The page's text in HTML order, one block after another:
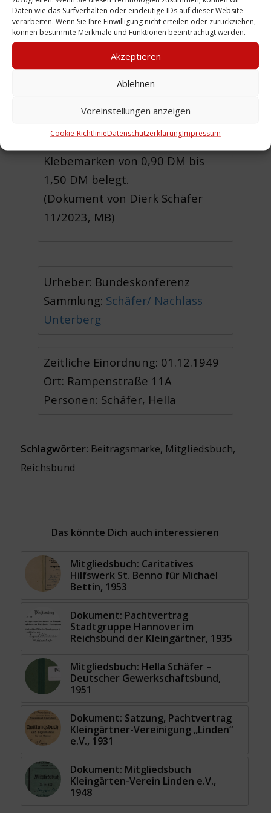
Daten wie das Surfverhalten oder eindeutige IDs auf dieser Website
verarbeiten. Wenn Sie Ihre Einwilligung nicht erteilen oder zurückziehen,
können bestimmte Merkmale und Funktionen beeinträchtigt werden.
Akzeptieren
Ablehnen
Voreinstellungen anzeigen
Cookie-RichtlinieDatenschutzerklärungImpressum
1949 enthält die Satzung
(beschlossen von der
Satzung die höchste Instanz des
Reichsbundes) und ist der
Beitragsnachweis für die Jahre
Beitragszahlungen sind mit
Klebemarken von 0,90 DM bis
1,50 DM belegt.
(Dokument von Dierk Schäfer
11/2023, MB)
Urheber: Bundeskonferenz
Sammlung: Schäfer/ Nachlass
Unterberg
Zeitliche Einordnung: 01.12.1949
Ort: Rampenstraße 11A
Personen: Schäfer, Hella
Schlagwörter: Beitragsmarke, Mitgliedsbuch,
Reichsbund
Das könnte Dich auch interessieren
Mitgliedsbuch: Caritatives
Hilfswerk St. Benno für Michael
Bettin, 1953
Dokument: Pachtvertrag
Stadtgruppe Hannover im
Reichsbund der Kleingärtner, 1935
Mitgliedsbuch: Hella Schäfer –
Deutscher Gewerkschaftsbund,
1951
Dokument: Satzung, Pachtvertrag
Kleingärtner-Vereinigung „Linden“
e.V., 1931
Dokument: Mitgliedsbuch
Kleingärten-Verein Linden e.V.,
1948